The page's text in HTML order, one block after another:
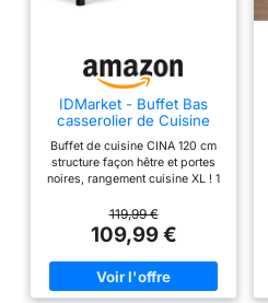
IDMarket - Buffet Bas
casserolier de Cuisine
Travail H.83 cm 1 Porte +
3 tiroirs façon hêtre et
Noir
Buffet de cuisine CINA 120 cm
structure façon hêtre et portes
noires, rangement cuisine XL ! 1
optimisé et organisé de vos
éléments de cuisine Plan de
travail à 83 cm du sol - Idéal
pour cuisiner et stocker
casseroles, faitouts et plats Des
couleurs bois clair et noires très
119,99 €
109,99 €